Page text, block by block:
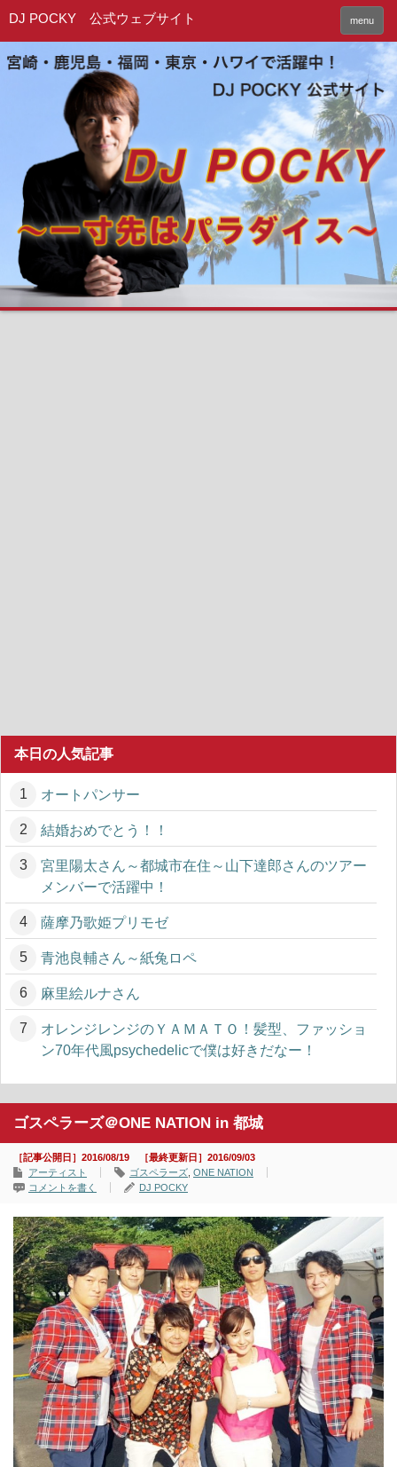
menu
DJ POCKY 公式ウェブサイト
本日の人気記事
オートパンサー
結婚おめでとう！！
宮里陽太さん～都城市在住～山下達郎さんのツアー
メンバーで活躍中！
薩摩乃歌姫プリモゼ
青池良輔さん～紙兔ロペ
麻里絵ルナさん
オレンジレンジのＹＡＭＡＴＯ！髪型、ファッショ
ン70年代風psychedelicで僕は好きだなー！
ゴスペラーズ＠ONE NATION in 都城
［記事公開日］2016/08/19 ［最終更新日］2016/09/03
アーティスト
ゴスペラーズ ONE NATION
コメントを書く
DJ POCKY